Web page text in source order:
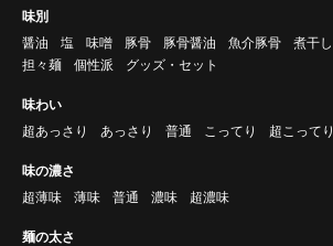
味別
醤油
塩 味噌 豚骨 豚骨醤油 魚介豚骨 煮干し
担々麺
個性派 グッズ・セット
味わい
超あっさり
あっさり 普通 こってり 超こってり
味の濃さ
超薄味
薄味 普通 濃味 超濃味
麺の太さ